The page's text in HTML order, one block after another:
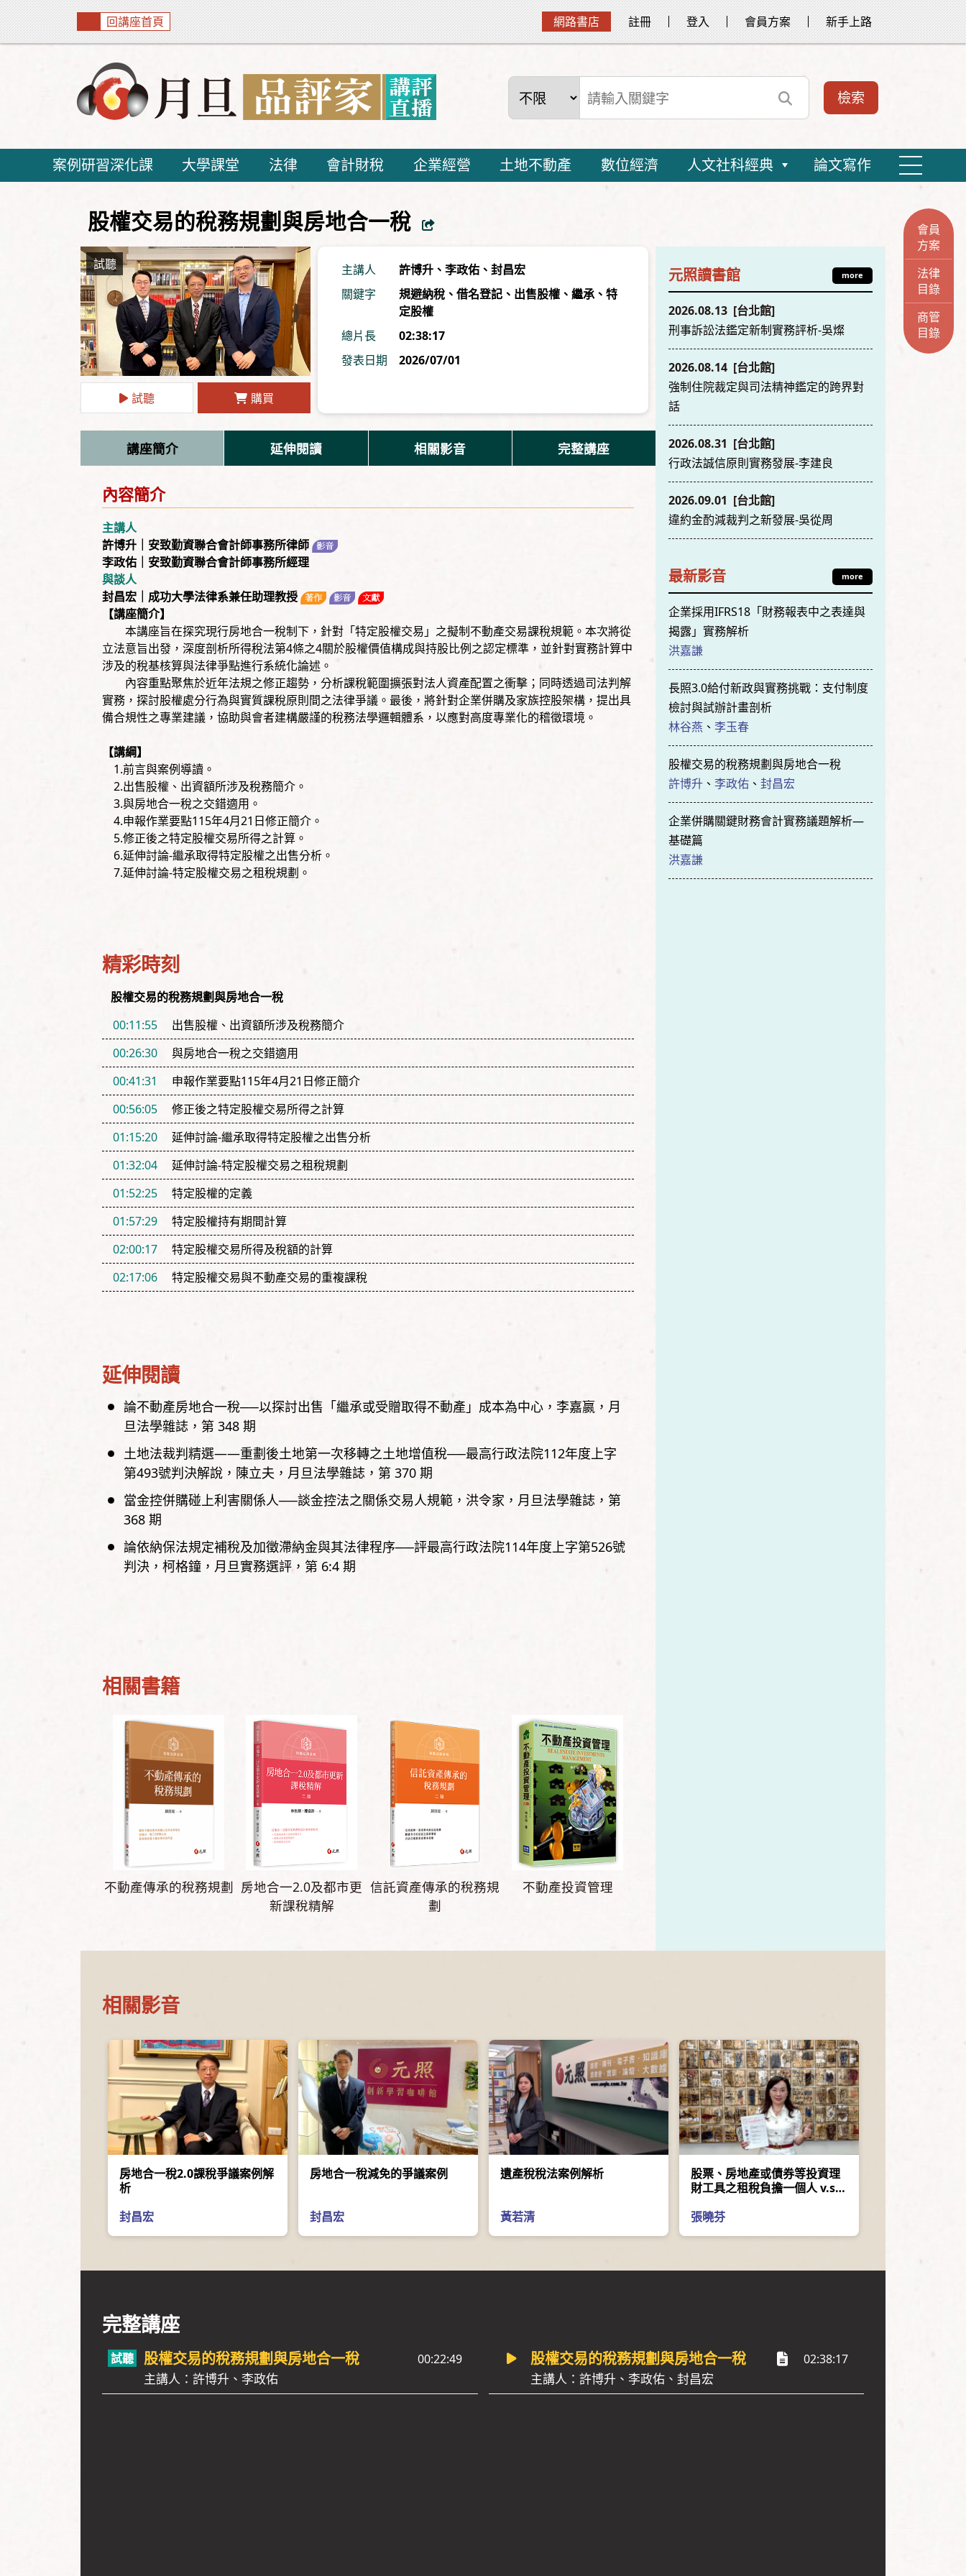
回講座首頁 網路書店 註冊 登入 會員方案 新手上路
案例研習深化課 大學課堂 法律 會計財稅 企業經營 土地不動產 數位經濟 人文社科經典 論文寫作
股權交易的稅務規劃與房地合一稅
試聽 購買
主講人 許博升 、 李政佑 、 封昌宏
關鍵字
規避納稅 、 借名登記 、 出售股權 、 繼承 、 特
定股權
總片長
02:38:17
發表日期
2026/07/01
講座簡介 延伸閱讀 相關影音 完整講座
內容簡介
主講人
許博升｜安致勤資聯合會計師事務所律師
李政佑｜安致勤資聯合會計師事務所經理
與談人
封昌宏｜成功大學法律系兼任助理教授
【講座簡介】
本講座旨在探究現行房地合一稅制下，針對「特定股權交易」之擬制不動產交易課稅規範。本次將從
立法意旨出發，深度剖析所得稅法第4條之4關於股權價值構成與持股比例之認定標準，並針對實務計算中
涉及的稅基核算與法律爭點進行系統化論述。
內容重點聚焦於近年法規之修正趨勢，分析課稅範圍擴張對法人資產配置之衝擊；同時透過司法判解
實務，探討股權處分行為與實質課稅原則間之法律爭議。最後，將針對企業併購及家族控股架構，提出具
備合規性之專業建議，協助與會者建構嚴謹的稅務法學邏輯體系，以應對高度專業化的稽徵環境。
【講綱】
1.前言與案例導讀。
2.出售股權、出資額所涉及稅務簡介。
3.與房地合一稅之交錯適用。
4.申報作業要點115年4月21日修正簡介。
5.修正後之特定股權交易所得之計算。
6.延伸討論-繼承取得特定股權之出售分析。
7.延伸討論-特定股權交易之租稅規劃。
精彩時刻
股權交易的稅務規劃與房地合一稅
00:11:55
出售股權、出資額所涉及稅務簡介
00:26:30
與房地合一稅之交錯適用
00:41:31
申報作業要點115年4月21日修正簡介
00:56:05
修正後之特定股權交易所得之計算
01:15:20
延伸討論-繼承取得特定股權之出售分析
01:32:04
延伸討論-特定股權交易之租稅規劃
01:52:25
特定股權的定義
01:57:29
特定股權持有期間計算
02:00:17
特定股權交易所得及稅額的計算
02:17:06
特定股權交易與不動產交易的重複課稅
延伸閱讀
論不動產房地合一稅──以探討出售「繼承或受贈取得不動產」成本為中心 李嘉嬴
月
旦法學雜誌， 第 348 期
土地法裁判精選——重劃後土地第一次移轉之土地增值稅──最高行政法院112年度上字
第493號判決解說
陳立夫 月旦法學雜誌， 第 370 期
當金控併購碰上利害關係人──談金控法之關係交易人規範
洪令家 月旦法學雜誌， 第
368 期
論依納保法規定補稅及加徵滯納金與其法律程序──評最高行政法院114年度上字第526號
判決
柯格鐘 月旦實務選評， 第 6:4 期
相關書籍
不動產傳承的稅務規劃 房地合一2.0及都市更
新課稅精解
信託資產傳承的稅務規
劃
不動產投資管理
元照讀書館 more
2026.08.13 [台北館]
刑事訴訟法鑑定新制實務評析-吳燦
2026.08.14 [台北館]
強制住院裁定與司法精神鑑定的跨界對
話
2026.08.31 [台北館]
行政法誠信原則實務發展-李建良
2026.09.01 [台北館]
違約金酌減裁判之新發展-吳從周
最新影音 more
企業採用IFRS18「財務報表中之表達與
揭露」實務解析
洪嘉謙
長照3.0給付新政與實務挑戰：支付制度
檢討與試辦計畫剖析
林谷燕 、 李玉春
股權交易的稅務規劃與房地合一稅
許博升 、 李政佑 、 封昌宏
企業併購關鍵財務會計實務議題解析—
基礎篇
洪嘉謙
相關影音
房地合一稅2.0課稅爭議案例解
析
封昌宏
房地合一稅減免的爭議案例
封昌宏
遺產稅稅法案例解析
黃若清
股票、房地產或債券等投資理
財工具之租稅負擔一個人 v.s.
張曉芬
完整講座
股權交易的稅務規劃與房地合一稅
主講人：許博升、李政佑
00:22:49 股權交易的稅務規劃與房地合一稅
主講人：許博升、李政佑、封昌宏
02:38:17
會員
方案
法律
目錄
商管
目錄